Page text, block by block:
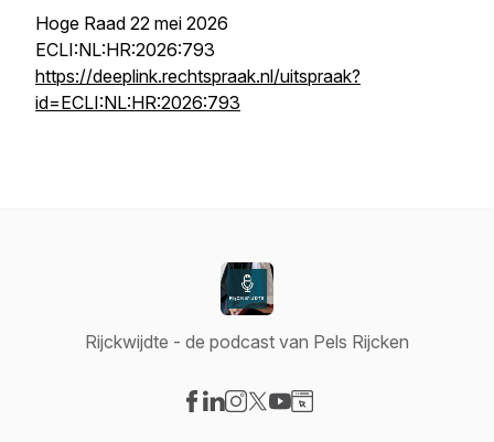
Hoge Raad 22 mei 2026
ECLI:NL:HR:2026:793
https://deeplink.rechtspraak.nl/uitspraak?
id=ECLI:NL:HR:2026:793
Rijckwijdte - de podcast van Pels Rijcken